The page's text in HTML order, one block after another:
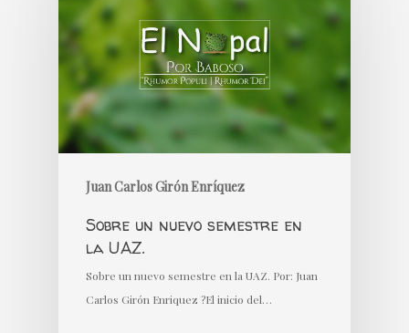
Juan Carlos Girón Enríquez
Sobre un nuevo semestre en
la UAZ.
Sobre un nuevo semestre en la UAZ. Por: Juan
Carlos Girón Enriquez ?El inicio del…